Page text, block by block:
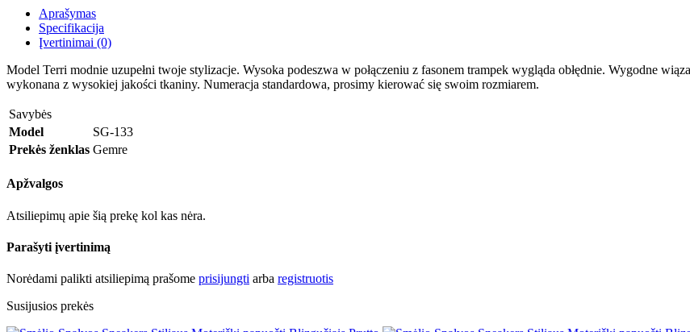
Aprašymas
Specifikacija
Įvertinimai (0)
Model Terri modnie uzupełni twoje stylizacje. Wysoka podeszwa w połączeniu z fasonem trampek wygląda obłędnie. Wygodne
wykonana z wysokiej jakości tkaniny. Numeracja standardowa, prosimy kierować się swoim rozmiarem.
Savybės
Model
SG-133
Prekės ženklas Gemre
Apžvalgos
Atsiliepimų apie šią prekę kol kas nėra.
Parašyti įvertinimą
Norėdami palikti atsiliepimą prašome prisijungti arba registruotis
Susijusios prekės